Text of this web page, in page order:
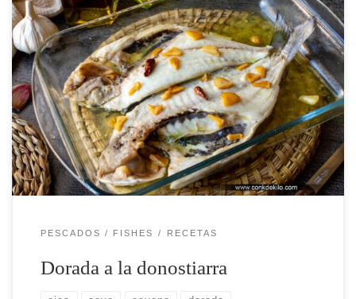
Receta para preparar una Dorada al horno paso a
paso para que quede en su punto.
PESCADOS / FISHES RECETAS
Dorada a la donostiarra